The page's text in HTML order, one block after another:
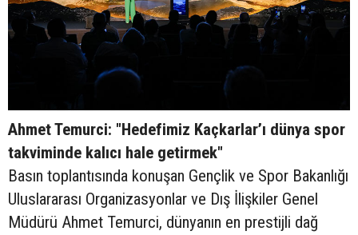
Ahmet Temurci: "Hedefimiz Kaçkarlar’ı dünya spor
takviminde kalıcı hale getirmek"
Basın toplantısında konuşan Gençlik ve Spor Bakanlığı
Uluslararası Organizasyonlar ve Dış İlişkiler Genel
Müdürü Ahmet Temurci, dünyanın en prestijli dağ